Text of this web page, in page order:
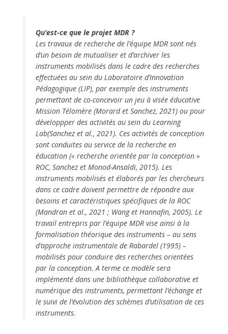
Qu’est-ce que le projet MDR ?
Les travaux de recherche de l’équipe MDR sont nés
d’un besoin de mutualiser et d’archiver les
instruments mobilisés dans le cadre des recherches
effectuées au sein du Laboratoire d’Innovation
Pédagogique (LIP), par exemple des instruments
permettant de co-concevoir un jeu à visée éducative
Mission Télomère (Morard et Sanchez, 2021) ou pour
développper des activités au sein du Learning
Lab(Sanchez et al., 2021). Ces activités de conception
sont conduites au service de la recherche en
éducation (« recherche orientée par la conception »
ROC, Sanchez et Monod-Ansaldi, 2015). Les
instruments mobilisés et élaborés par les chercheurs
dans ce cadre doivent permettre de répondre aux
besoins et caractéristiques spécifiques de la ROC
(Mandran et al., 2021 ; Wang et Hannafin, 2005). Le
travail entrepris par l’équipe MDR vise ainsi à la
formalisation théorique des instruments – au sens
d’approche instrumentale de Rabardel (1995) –
mobilisés pour conduire des recherches orientées
par la conception. A terme ce modèle sera
implémenté dans une bibliothèque collaborative et
numérique des instruments, permettant l’échange et
le suivi de l’évolution des schèmes d’utilisation de ces
instruments.